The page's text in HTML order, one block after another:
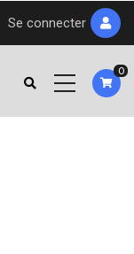
Se connecter
0